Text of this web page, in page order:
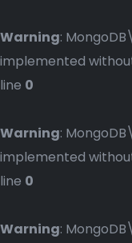
Warning:
implemented
line 0
Warning:
implemented
line 0
Warning: